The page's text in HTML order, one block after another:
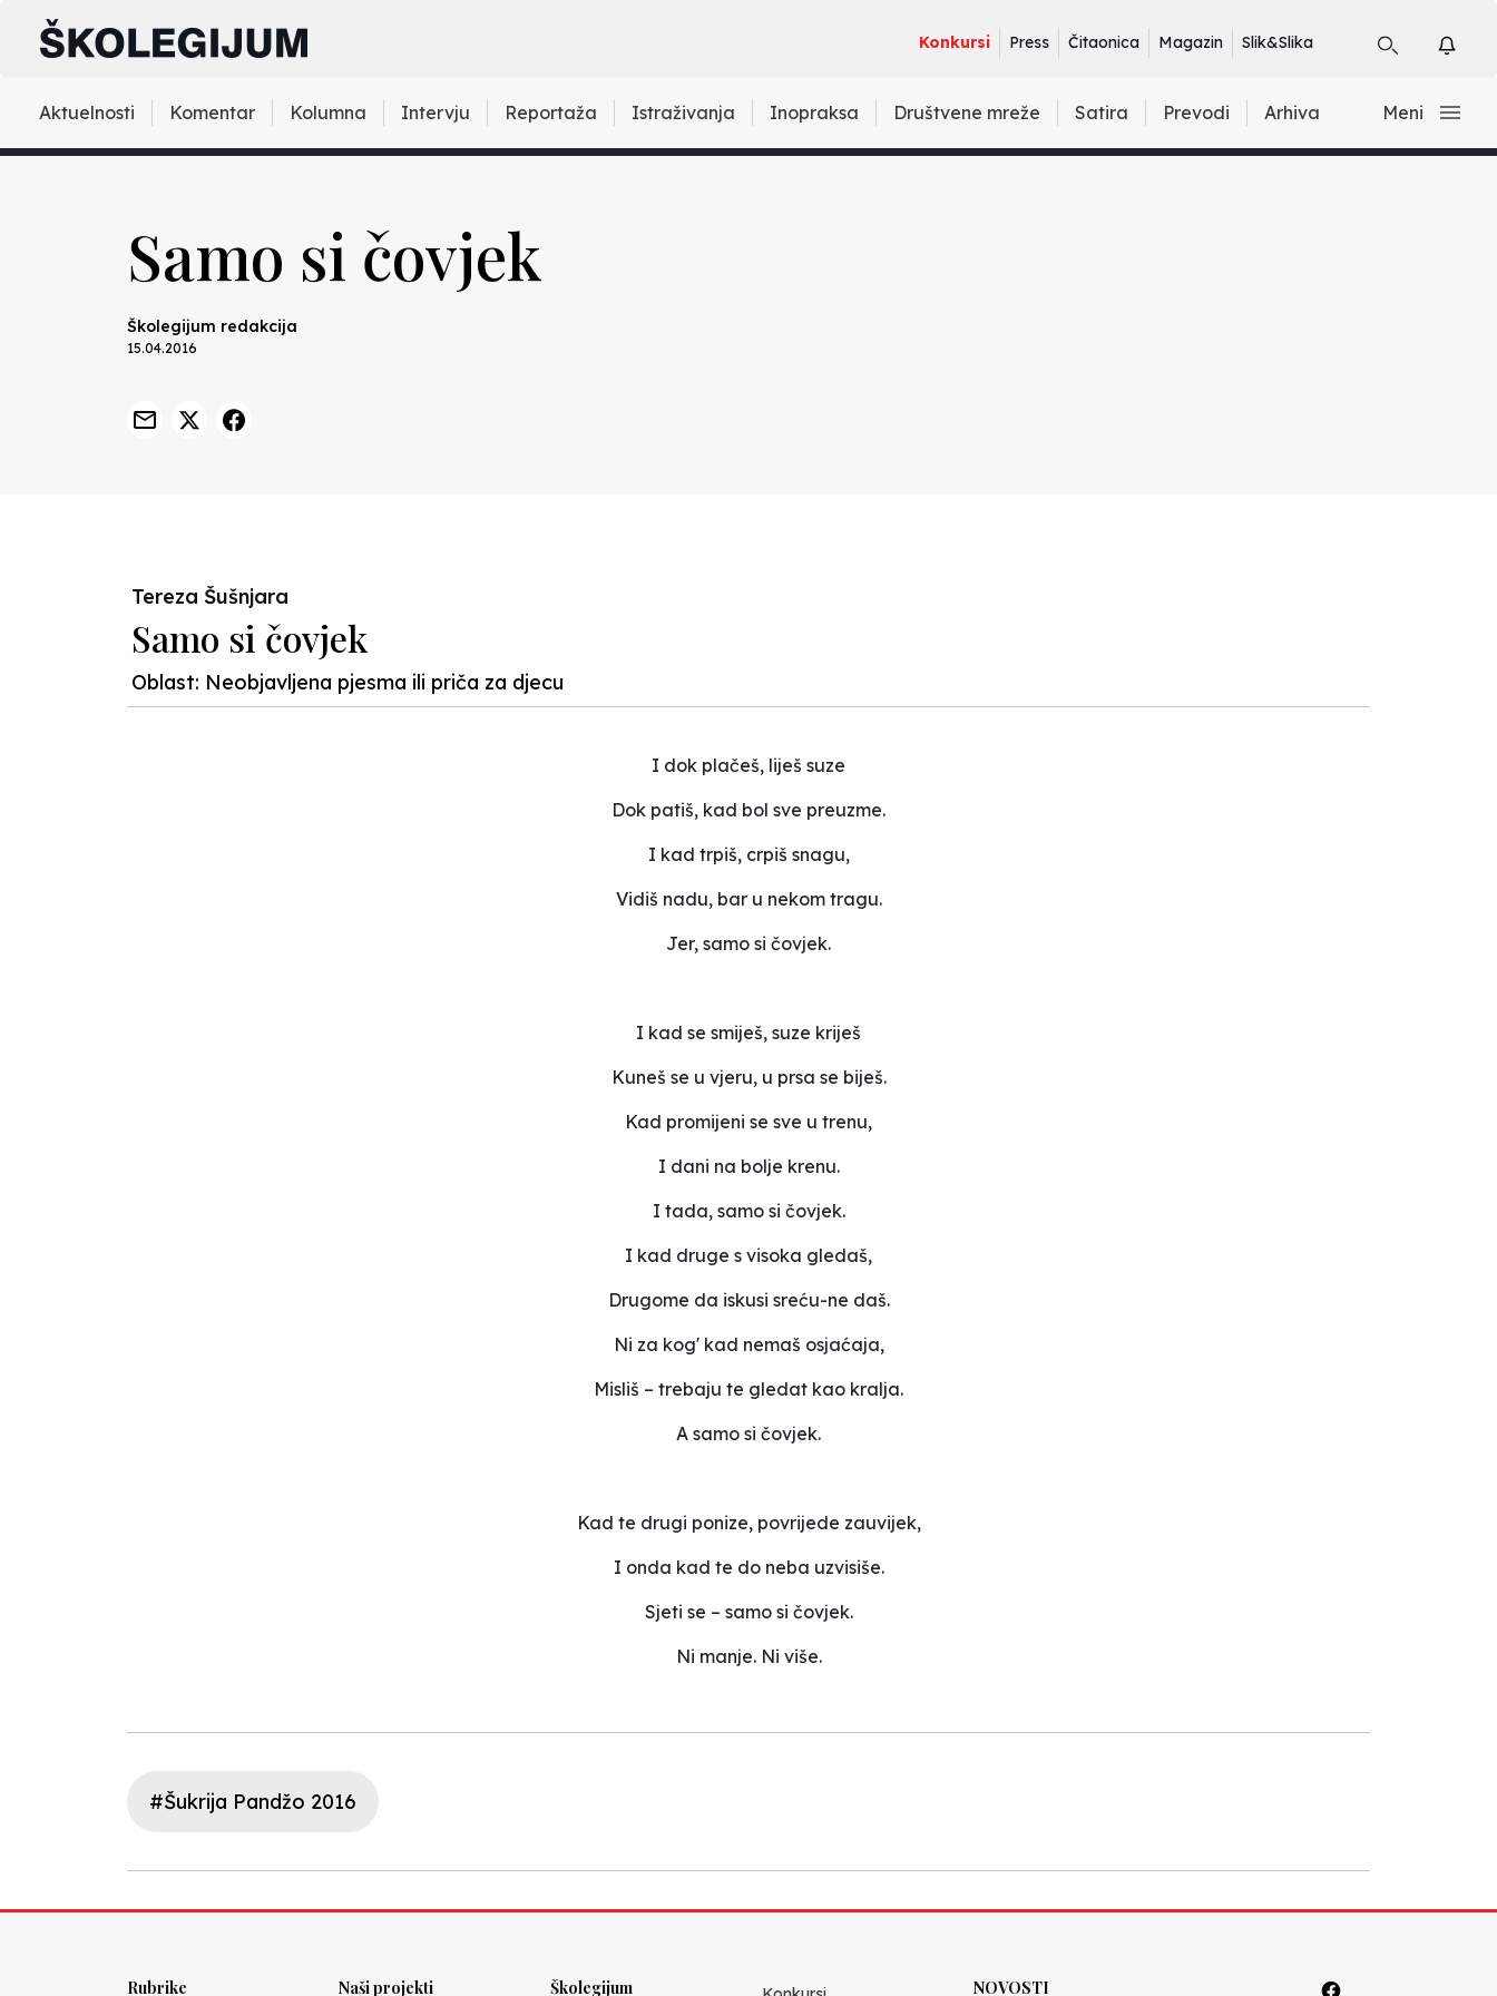
Konkursi Press Čitaonica Magazin Slik&Slika
Aktuelnosti Komentar Kolumna Intervju Reportaža Istraživanja Inopraksa Društvene mreže Satira Prevodi Arhiva Meni
Samo si čovjek
Školegijum redakcija
15.04.2016
Tereza Šušnjara
Samo si čovjek
Oblast: Neobjavljena pjesma ili priča za djecu
I dok plačeš, liješ suze
Dok patiš, kad bol sve preuzme.
I kad trpiš, crpiš snagu,
Vidiš nadu, bar u nekom tragu.
Jer, samo si čovjek.
I kad se smiješ, suze kriješ
Kuneš se u vjeru, u prsa se biješ.
Kad promijeni se sve u trenu,
I dani na bolje krenu.
I tada, samo si čovjek.
I kad druge s visoka gledaš,
Drugome da iskusi sreću-ne daš.
Ni za kog' kad nemaš osjaćaja,
Misliš – trebaju te gledat kao kralja.
A samo si čovjek.
Kad te drugi ponize, povrijede zauvijek,
I onda kad te do neba uzvisiše.
Sjeti se – samo si čovjek.
Ni manje. Ni više.
#Šukrija Pandžo 2016
Rubrike Naši projekti Školegijum NOVOSTI